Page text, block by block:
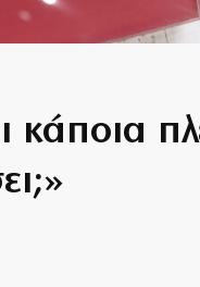
κάποια